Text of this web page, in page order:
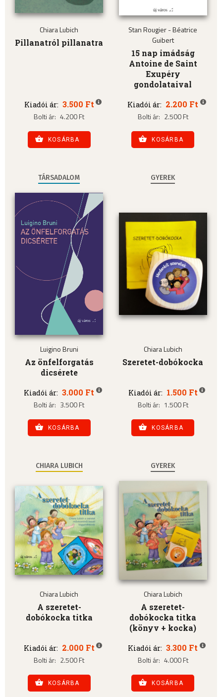
Chiara Lubich
Pillanatról pillanatra
Kiadói ár: 3.500 Ft
Bolti ár: 4.200 Ft
KOSÁRBA
Stan Rougier - Béatrice
Guibert
15 nap imádság
Antoine de Saint
Exupéry
gondolataival
Kiadói ár: 2.200 Ft
Bolti ár: 2.500 Ft
KOSÁRBA
TÁRSADALOM
Luigino Bruni
Az önfelforgatás
dicsérete
Kiadói ár: 3.000 Ft
Bolti ár: 3.500 Ft
KOSÁRBA
GYEREK
Chiara Lubich
Szeretet-dobókocka
Kiadói ár: 1.500 Ft
Bolti ár: 1.500 Ft
KOSÁRBA
CHIARA LUBICH
Chiara Lubich
A szeretet-
dobókocka titka
Kiadói ár: 2.000 Ft
Bolti ár: 2.500 Ft
KOSÁRBA
GYEREK
Chiara Lubich
A szeretet-
dobókocka titka
(könyv + kocka)
Kiadói ár: 3.300 Ft
Bolti ár: 4.000 Ft
KOSÁRBA